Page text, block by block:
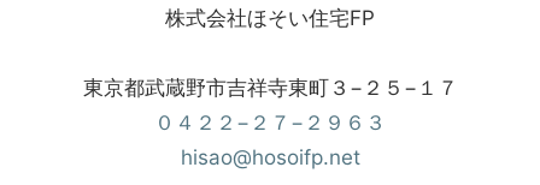
株式会社ほそい住宅FP
東京都武蔵野市吉祥寺東町３−２５−１７
０４２２−２７−２９６３
hisao@hosoifp.net